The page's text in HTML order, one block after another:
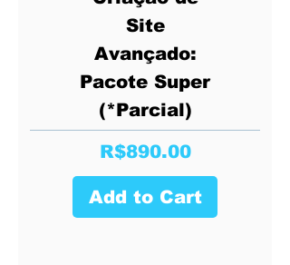
Site
Avançado:
Pacote Super
(*Parcial)
Price
R$890.00
Add to Cart